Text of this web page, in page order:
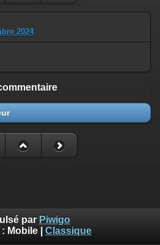
2024
par Piwigo
Mobile Classique